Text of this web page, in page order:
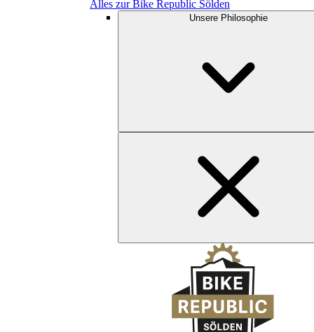
Alles zur Bike Republic Sölden
Unsere Philosophie